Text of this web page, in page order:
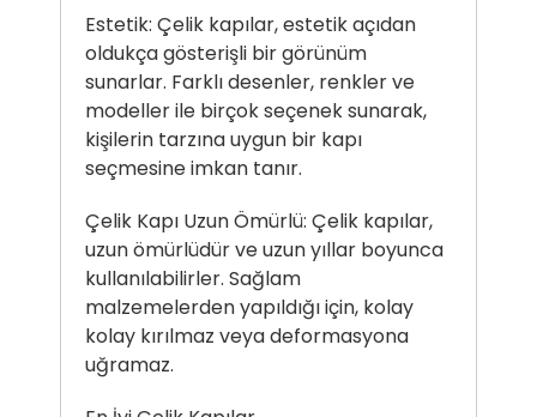
Estetik: Çelik kapılar, estetik açıdan
oldukça gösterişli bir görünüm
sunarlar. Farklı desenler, renkler ve
modeller ile birçok seçenek sunarak,
kişilerin tarzına uygun bir kapı
seçmesine imkan tanır.
Çelik Kapı Uzun Ömürlü: Çelik kapılar,
uzun ömürlüdür ve uzun yıllar boyunca
kullanılabilirler. Sağlam
malzemelerden yapıldığı için, kolay
kolay kırılmaz veya deformasyona
uğramaz.